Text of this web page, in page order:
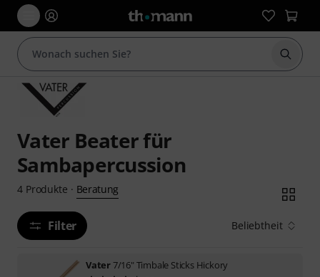
Suche
Vater Beater für
Sambapercussion
4 Produkte · Beratung
Filter Beliebtheit
Vater7/16" Timbale Sticks Hickory